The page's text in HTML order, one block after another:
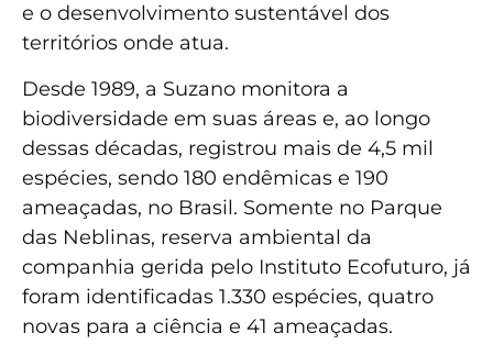
e o desenvolvimento sustentável dos
territórios onde atua.
Desde 1989, a Suzano monitora a
biodiversidade em suas áreas e, ao longo
dessas décadas, registrou mais de 4,5 mil
espécies, sendo 180 endêmicas e 190
ameaçadas, no Brasil. Somente no Parque
das Neblinas, reserva ambiental da
companhia gerida pelo Instituto Ecofuturo, já
foram identificadas 1.330 espécies, quatro
novas para a ciência e 41 ameaçadas.